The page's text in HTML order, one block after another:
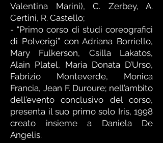
Valentina Marini), C. Zerbey, A.
Certini, R. Castello;
- “Primo corso di studi coreografici
di Polverigi” con Adriana Borriello,
Mary Fulkerson, Csilla Lakatos,
Alain Platel, Maria Donata D’Urso,
Fabrizio Monteverde, Monica
Francia, Jean F. Duroure; nell’ambito
dell’evento conclusivo del corso,
presenta il suo primo solo Iris, 1998
creato insieme a Daniela De
Angelis.